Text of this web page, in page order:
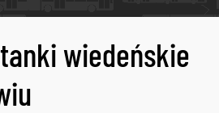
wiedeńskie